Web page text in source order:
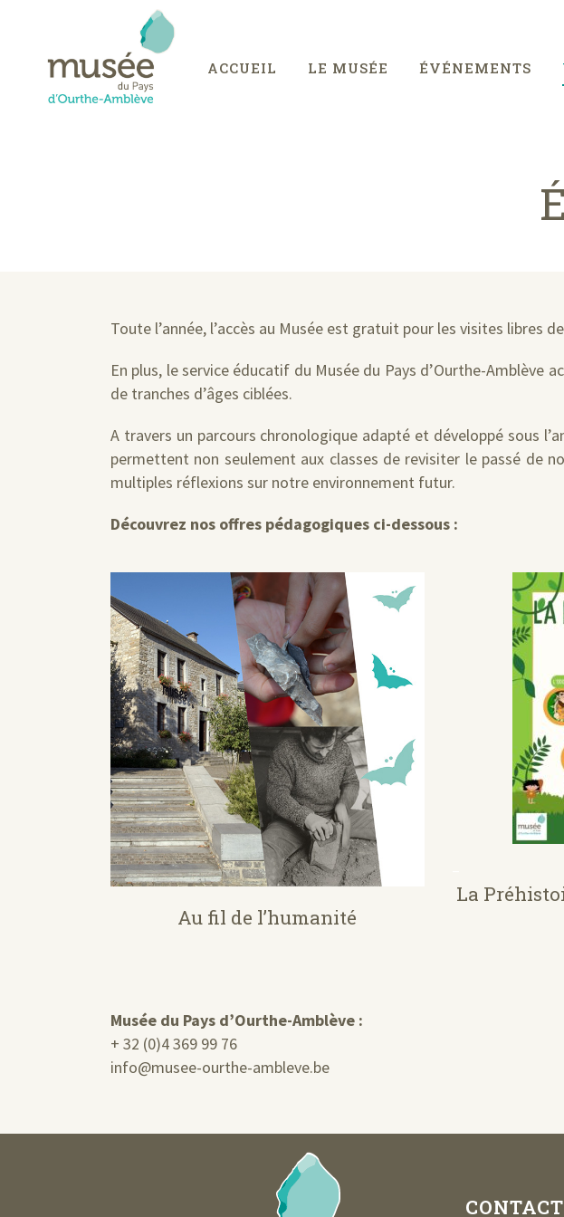
ACCUEIL LE MUSÉE ÉVÉNEMENTS
Toute l’année, l’accès au Musée est gratuit pour les visites libres
En plus, le service éducatif du Musée du Pays d’Ourthe-
de tranches d’âges ciblées.
A travers un parcours chronologique adapté et développé sous
permettent non seulement aux classes de revisiter le passé de
multiples réflexions sur notre environnement futur.
Découvrez nos offres pédagogiques ci-dessous :
Au fil de l’humanité
La
Musée du Pays d’Ourthe-Amblève :
+ 32 (0)4 369 99 76
info@musee-ourthe-ambleve.be
CONTACT